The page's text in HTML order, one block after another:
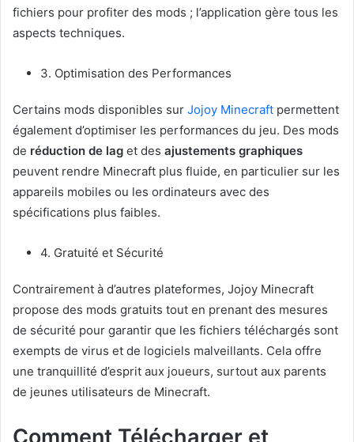
fichiers pour profiter des mods ; l’application gère tous les
aspects techniques.
3. Optimisation des Performances
Certains mods disponibles sur Jojoy Minecraft permettent
également d’optimiser les performances du jeu. Des mods
de réduction de lag et des ajustements graphiques
peuvent rendre Minecraft plus fluide, en particulier sur les
appareils mobiles ou les ordinateurs avec des
spécifications plus faibles.
4. Gratuité et Sécurité
Contrairement à d’autres plateformes, Jojoy Minecraft
propose des mods gratuits tout en prenant des mesures
de sécurité pour garantir que les fichiers téléchargés sont
exempts de virus et de logiciels malveillants. Cela offre
une tranquillité d’esprit aux joueurs, surtout aux parents
de jeunes utilisateurs de Minecraft.
Comment Télécharger et